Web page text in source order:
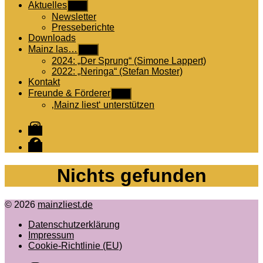
Aktuelles
anzeigen
Newsletter
Presseberichte
Downloads
Mainz las…
anzeigen
2024: „Der Sprung“ (Simone Lappert)
2022: „Neringa“ (Stefan Moster)
Kontakt
Freunde & Förderer
anzeigen
‚Mainz liest‘ unterstützen
Instagram
Facebook
Nichts gefunden
© 2026 mainzliest.de
Datenschutzerklärung
Impressum
Cookie-Richtlinie (EU)